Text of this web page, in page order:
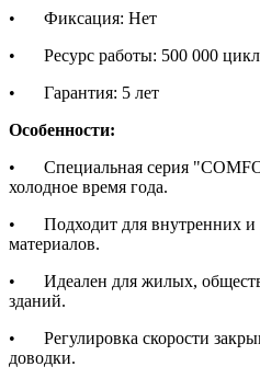
•
Фиксация: Нет
•
Ресурс работы: 500 000
•
Гарантия: 5 лет
Особенности:
•
Специальная серия
холодное время года.
•
Подходит для внутренних
материалов.
•
Идеален для жилых,
зданий.
•
Регулировка скорости
доводки.